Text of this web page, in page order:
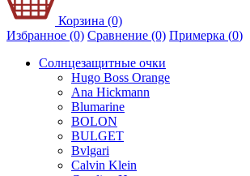
Корзина (0)
Избранное (0) Сравнение (0) Примерка (0)
Солнцезащитные очки
Hugo Boss Orange
Ana Hickmann
Blumarine
BOLON
BULGET
Bvlgari
Calvin Klein